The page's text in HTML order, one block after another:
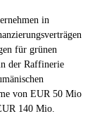
in
für grünen
der Raffinerie
von EUR 50 Mio
140 Mio.